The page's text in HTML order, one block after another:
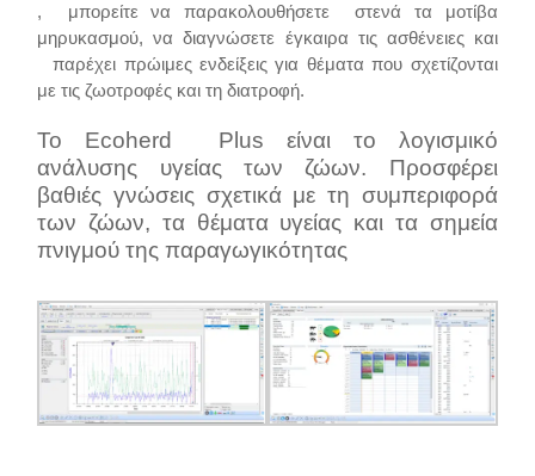
, μπορείτε να παρακολουθήσετε στενά τα μοτίβα
μηρυκασμού, να διαγνώσετε έγκαιρα τις ασθένειες και
παρέχει πρώιμες ενδείξεις για θέματα που σχετίζονται
με τις ζωοτροφές και τη διατροφή.
Το Ecoherd Plus είναι το λογισμικό
ανάλυσης υγείας των ζώων. Προσφέρει
βαθιές γνώσεις σχετικά με τη συμπεριφορά
των ζώων, τα θέματα υγείας και τα σημεία
πνιγμού της παραγωγικότητας